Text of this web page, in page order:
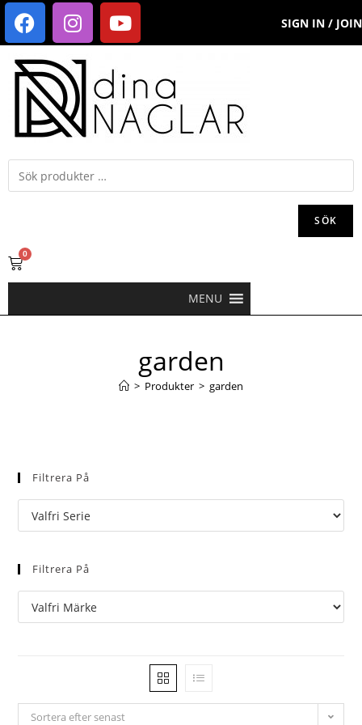
SIGN IN / JOIN
SÖK
0
MENU
garden
> Produkter > garden
Filtrera På
Filtrera På
Sortera efter senast